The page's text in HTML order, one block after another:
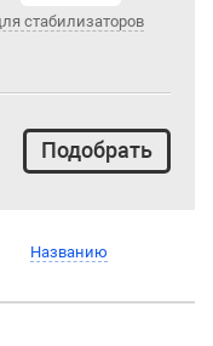
стабилизаторов
Названию